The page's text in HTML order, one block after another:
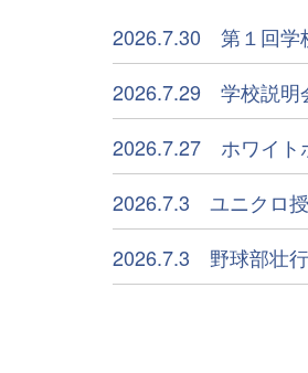
2026.7.30 第１回学
2026.7.29 学校説明
2026.7.27 ホワイト
2026.7.3 ユニクロ
2026.7.3 野球部壮